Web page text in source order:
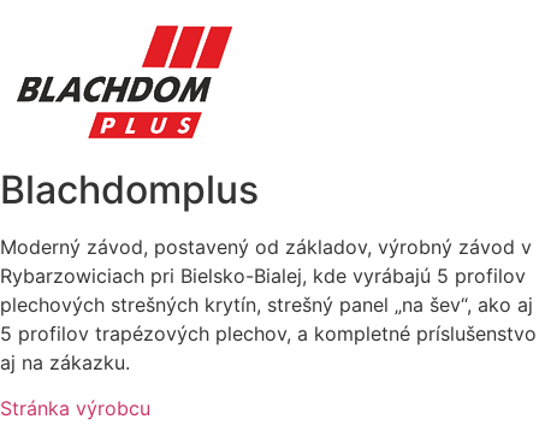
Blachdomplus
Moderný závod, postavený od základov, výrobný závod v
Rybarzowiciach pri Bielsko-Bialej, kde vyrábajú 5 profilov
plechových strešných krytín, strešný panel „na šev“, ako aj
5 profilov trapézových plechov, a kompletné príslušenstvo
aj na zákazku.
Stránka výrobcu